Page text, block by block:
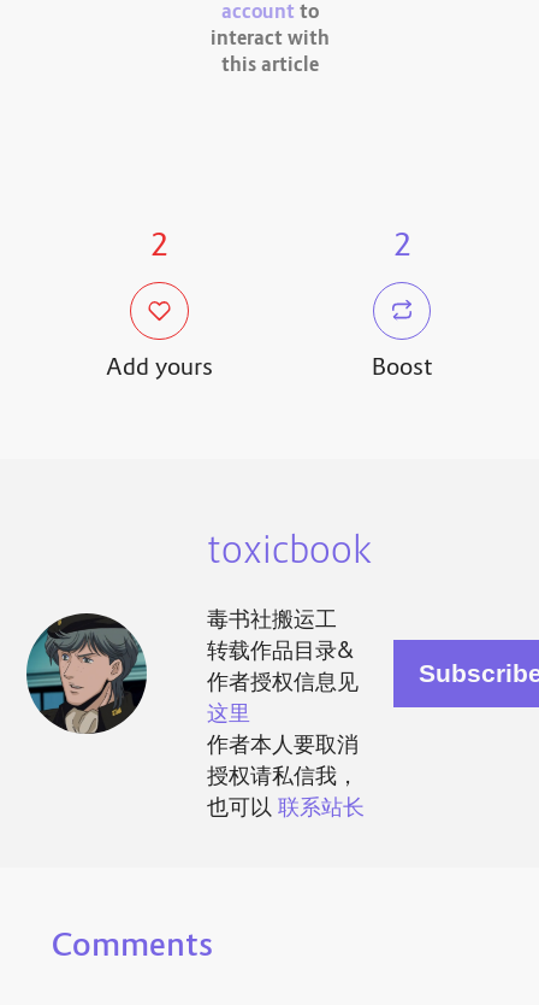
account to
interact with
this article
2
Add yours
2
Boost
toxicbook
毒书社搬运工
转载作品目录&
作者授权信息见
这里
作者本人要取消
授权请私信我，
也可以 联系站长
Comments